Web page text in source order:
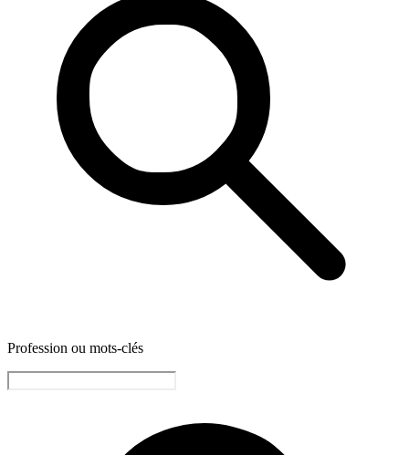
Profession ou mots-clés